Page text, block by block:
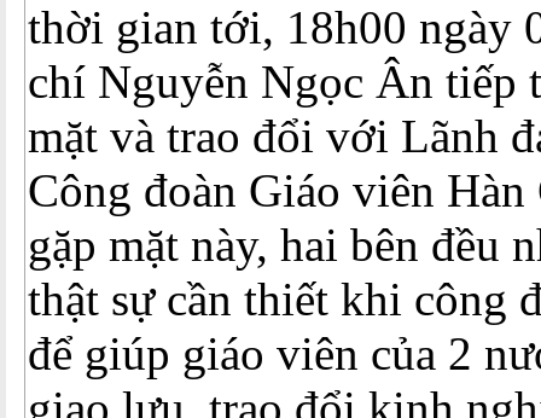
thời gian tới, 18h00 ngày
chí Nguyễn Ngọc Ân tiếp
mặt và trao đổi với Lãnh
Công đoàn Giáo viên
gặp mặt này, hai bên đều
thật sự cần thiết khi công
để giúp giáo viên của 2